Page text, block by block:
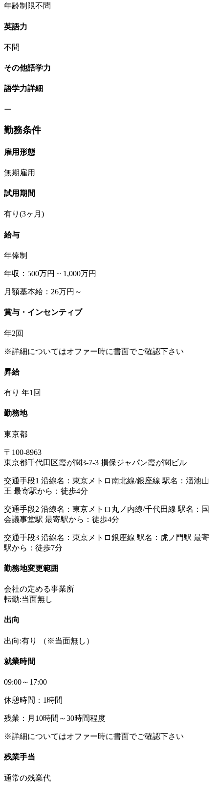
年齢制限不問
英語力
不問
その他語学力
語学力詳細
ー
勤務条件
雇用形態
無期雇用
試用期間
有り(3ヶ月)
給与
年俸制
年収：500万円 ~ 1,000万円
月額基本給：26万円～
賞与・インセンティブ
年2回
※詳細についてはオファー時に書面でご確認下さい
昇給
有り 年1回
勤務地
東京都
〒100-8963
東京都千代田区霞が関3-7-3 損保ジャパン霞が関ビル
交通手段1 沿線名：東京メトロ南北線/銀座線 駅名：溜池山
王 最寄駅から：徒歩4分
交通手段2 沿線名：東京メトロ丸ノ内線/千代田線 駅名：国
会議事堂駅 最寄駅から：徒歩4分
交通手段3 沿線名：東京メトロ銀座線 駅名：虎ノ門駅 最寄
駅から：徒歩7分
勤務地変更範囲
会社の定める事業所
転勤:当面無し
出向
出向:有り （※当面無し）
就業時間
09:00～17:00
休憩時間：1時間
残業：月10時間～30時間程度
※詳細についてはオファー時に書面でご確認下さい
残業手当
通常の残業代